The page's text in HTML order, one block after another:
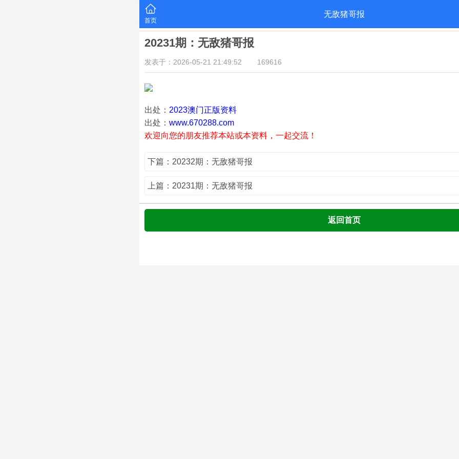
首页
无敌猪哥报
20231期：无敌猪哥报
发表于：2026-05-21 21:49:52 169616
出处： 2023澳门正版资料
出处： www.670288.com
欢迎向您的朋友推荐本站或本资料，一起交流！
下篇：20232期：无敌猪哥报
上篇：20231期：无敌猪哥报
返回首页